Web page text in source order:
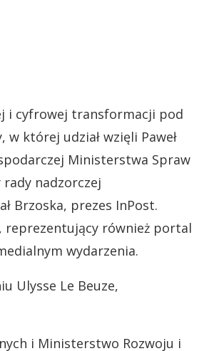
i cyfrowej transformacji pod
której udział wzięli Paweł
Ministerstwa Spraw
nadzorczej
Brzoska, prezes InPost.
również portal
wydarzenia.
Ulysse Le Beuze,